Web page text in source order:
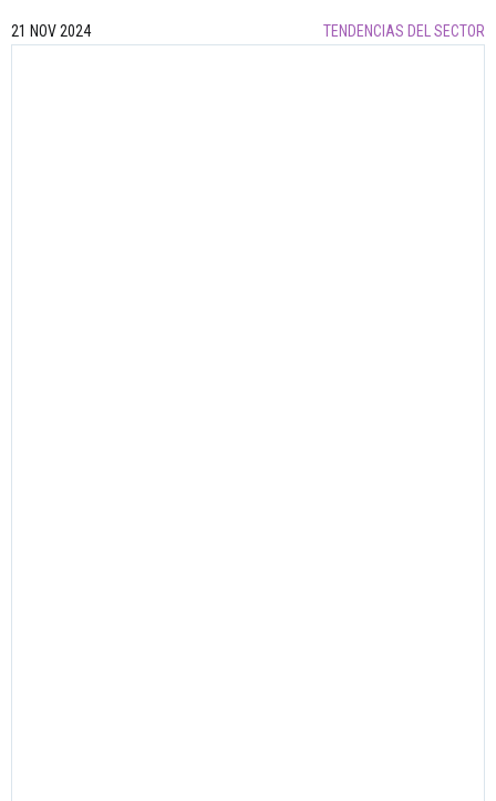
21 NOV 2024 TENDENCIAS DEL SECTOR